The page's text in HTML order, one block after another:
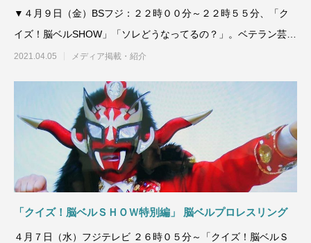
▼４月９日（金）BSフジ：２２時００分～２２時５５分、「ク
イズ！脳ベルSHOW」「ソレどうなってるの？」。ベテラン芸能
人がト
2021.04.05 メディア掲載・紹介
「クイズ！脳ベルＳＨＯＷ特別編」 脳ベルプロレスリング
４月７日（水）フジテレビ ２６時０５分～「クイズ！脳ベルＳ